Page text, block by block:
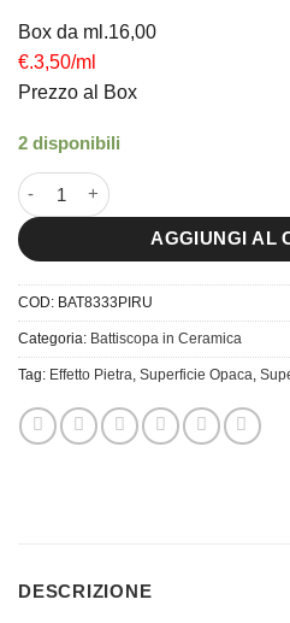
Box da ml.16,00
€.3,50/ml
Prezzo al Box
2 disponibili
8x33,3 Battiscopa Pietra Ruggine
AGGIUNGI AL
COD: BAT8333PIRU
Categoria: Battiscopa in Ceramica
Tag: Effetto Pietra, Superficie Opaca,
DESCRIZIONE